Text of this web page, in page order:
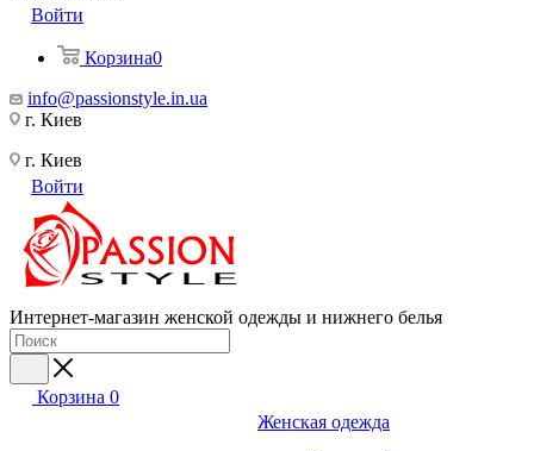
Войти
Корзина0
info@passionstyle.in.ua
г. Киев
г. Киев
Войти
Интернет-магазин женской одежды и нижнего белья
Корзина 0
Женская одежда